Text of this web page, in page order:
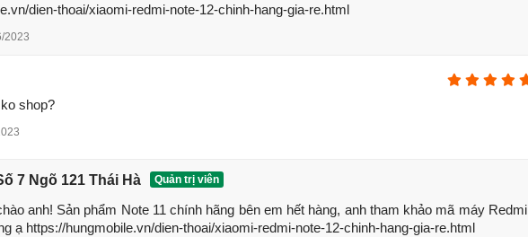
680 4G
sạc nhanh 33W Pro(in-box)
dien-thoai/xiaomi-redmi-note-12-chinh-hang-gia-re.html
2023
shop?
7 Ngõ 121 Thái Hà Quản trị viên
anh! Sản phẩm Note 11 chính hãng bên em hết hàng, anh tham khảo mã máy Redmi
ạ https://hungmobile.vn/dien-thoai/xiaomi-redmi-note-12-chinh-hang-gia-re.html